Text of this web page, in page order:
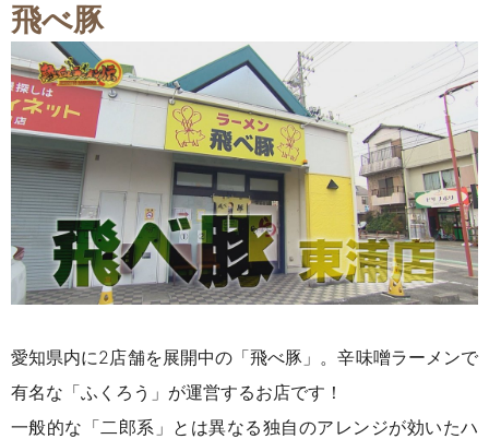
飛べ豚
愛知県内に2店舗を展開中の「飛べ豚」。辛味噌ラーメンで
有名な「ふくろう」が運営するお店です！
一般的な「二郎系」とは異なる独自のアレンジが効いたハ